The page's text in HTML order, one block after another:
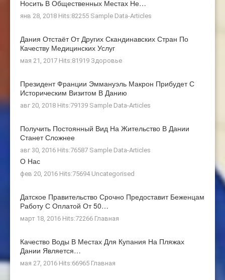
Носить В Общественных Местах Не…
янв 28, 2018 Hits:82255 Sample Data-Articles
Дания Отстаёт От Других Скандинавских Стран По
Качеству Медицинских Услуг
мая 21, 2017 Hits:81919 Здоровье
Президент Франции Эммануэль Макрон Прибудет С
Историческим Визитом В Данию
авг 20, 2018 Hits:79139 Sample Data-Articles
Получить Постоянный Вид На Жительство В Дании
Станет Сложнее
авг 30, 2016 Hits:76587 Sample Data-Articles
О Нас
фев 20, 2016 Hits:75694 Uncategorised
Датское Правительство Срочно Предоставит Беженцам
Работу С Оплатой От 50…
март 18, 2016 Hits:72266 Главная
Качество Воды В Местах Для Купания На Пляжах
Дании Является…
мая 27, 2016 Hits:66965 Главная